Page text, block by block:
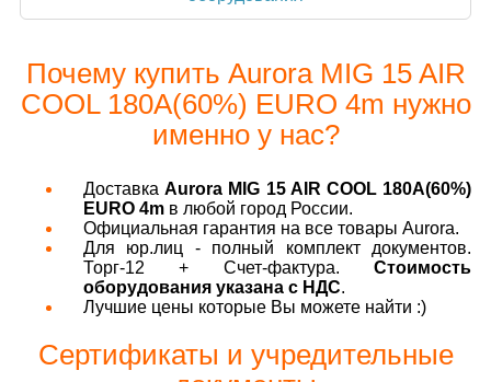
Почему купить Aurora MIG 15 AIR
COOL 180A(60%) EURO 4m нужно
именно у нас?
ДоставкаAurora MIG 15 AIR COOL 180A(60%)
EURO 4m в любой город России.
Официальная гарантия на все товары Aurora.
Для юр.лиц - полный комплект документов.
Торг-12 + Счет-фактура. Стоимость
оборудования указана с НДС.
Лучшие цены которые Вы можете найти :)
Сертификаты и учредительные